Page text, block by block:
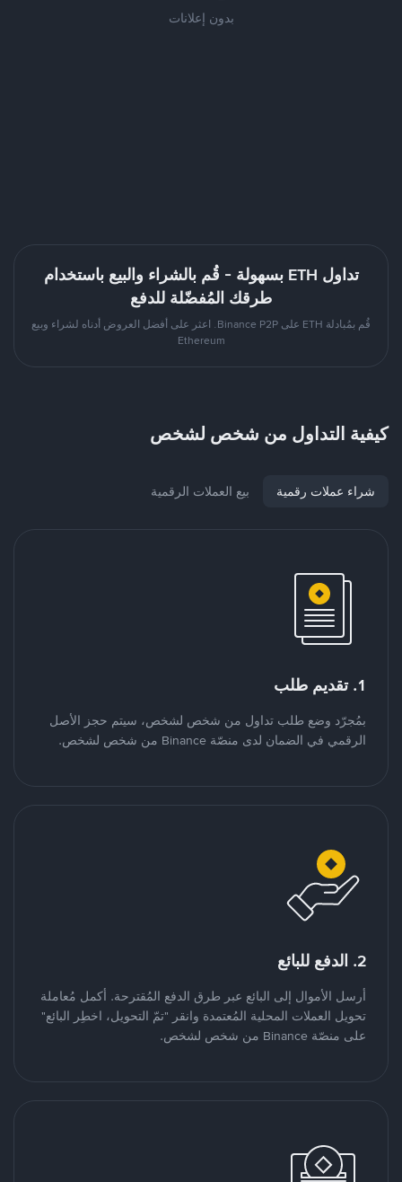
بدون إعلانات
تداول ETH بسهولة - قُم بالشراء والبيع باستخدام
طرقك المُفضّلة للدفع
قُم بمُبادلة ETH على Binance P2P. اعثر على أفضل العروض أدناه لشراء وبيع
Ethereum
كيفية التداول من شخص لشخص
شراء عملات رقمية بيع العملات الرقمية
1. تقديم طلب
بمُجرّد وضع طلب تداول من شخص لشخص، سيتم حجز الأصل
الرقمي في الضمان لدى منصّة Binance من شخص لشخص.
2. الدفع للبائع
أرسل الأموال إلى البائع عبر طرق الدفع المُقترحة. أكمل مُعاملة
تحويل العملات المحلية المُعتمدة وانقر "تمّ التحويل، اخطِر البائع"
على منصّة Binance من شخص لشخص.